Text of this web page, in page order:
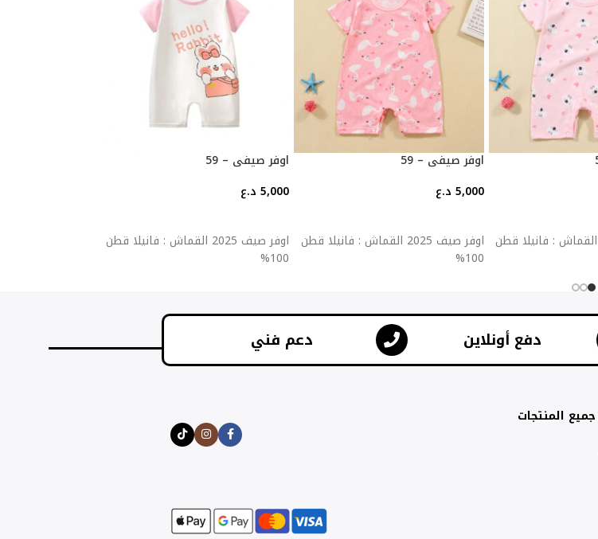
اوفر صيف 2025 القماش : فانيلا قطن
اوفر صيفي – 59
5,000 د.ع
اوفر صيف 2025 القماش : فانيلا قطن
100%
اوفر صيفي – 59
5,000 د.ع
اوفر صيف 2025 القماش : فانيلا قطن
100%
دفع أونلاين دعم فني
جميع المنتجات